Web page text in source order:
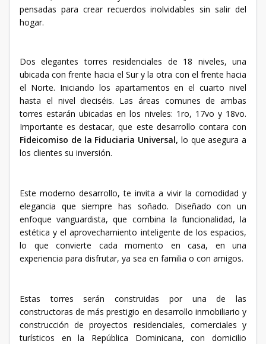
pensadas para crear recuerdos inolvidables sin salir del
hogar.
Dos elegantes torres residenciales de 18 niveles, una
ubicada con frente hacia el Sur y la otra con el frente hacia
el Norte. Iniciando los apartamentos en el cuarto nivel
hasta el nivel dieciséis. Las áreas comunes de ambas
torres estarán ubicadas en los niveles: 1ro, 17vo y 18vo.
Importante es destacar, que este desarrollo contara con
Fideicomiso de la Fiduciaria Universal, lo que asegura a
los clientes su inversión.
Este moderno desarrollo, te invita a vivir la comodidad y
elegancia que siempre has soñado. Diseñado con un
enfoque vanguardista, que combina la funcionalidad, la
estética y el aprovechamiento inteligente de los espacios,
lo que convierte cada momento en casa, en una
experiencia para disfrutar, ya sea en familia o con amigos.
Estas torres serán construidas por una de las
constructoras de más prestigio en desarrollo inmobiliario y
construcción de proyectos residenciales, comerciales y
turísticos en la República Dominicana, con domicilio